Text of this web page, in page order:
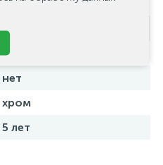
1/2
традиционная
фиксированный
нет
хром
5 лет